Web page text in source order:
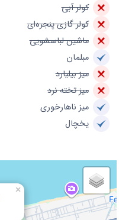
کولر آبی
کولر گازی پنجره‌ای
ماشین لباسشویی
مبلمان
میز بیلیارد
میز تخته نرد
میز ناهارخوری
یخچال
×